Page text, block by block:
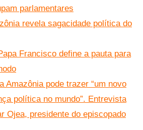
parlamentares
revela sagacidade política do
Francisco define a pauta para
Amazônia pode trazer “um novo
política no mundo”. Entrevista
Ojea, presidente do episcopado